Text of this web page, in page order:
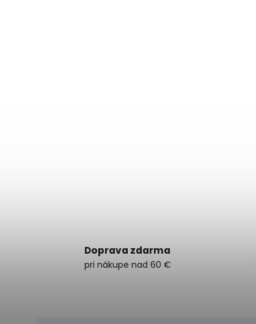
Doprava zdarma
pri nákupe nad 60 €